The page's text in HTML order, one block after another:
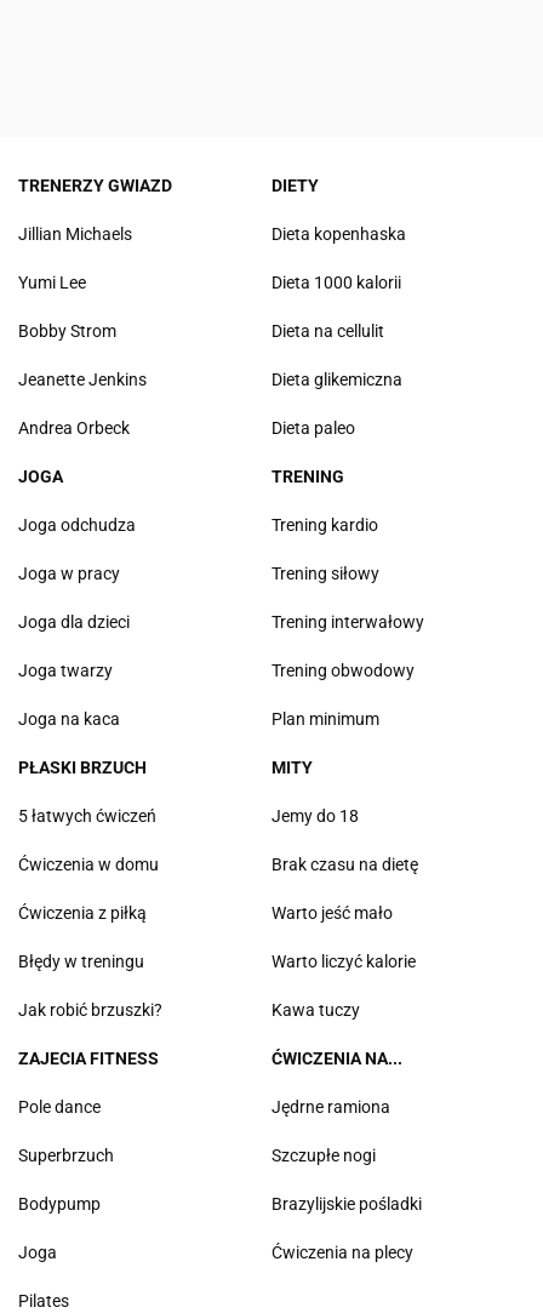
TRENERZY GWIAZD
Jillian Michaels
Yumi Lee
Bobby Strom
Jeanette Jenkins
Andrea Orbeck
DIETY
Dieta kopenhaska
Dieta 1000 kalorii
Dieta na cellulit
Dieta glikemiczna
Dieta paleo
JOGA
Joga odchudza
Joga w pracy
Joga dla dzieci
Joga twarzy
Joga na kaca
TRENING
Trening kardio
Trening siłowy
Trening interwałowy
Trening obwodowy
Plan minimum
PŁASKI BRZUCH
5 łatwych ćwiczeń
Ćwiczenia w domu
Ćwiczenia z piłką
Błędy w treningu
Jak robić brzuszki?
MITY
Jemy do 18
Brak czasu na dietę
Warto jeść mało
Warto liczyć kalorie
Kawa tuczy
ZAJECIA FITNESS
Pole dance
Superbrzuch
Bodypump
Joga
Pilates
ĆWICZENIA NA...
Jędrne ramiona
Szczupłe nogi
Brazylijskie pośladki
Ćwiczenia na plecy